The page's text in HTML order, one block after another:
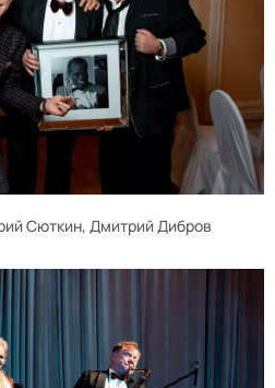
Сюткин, Дмитрий Дибров